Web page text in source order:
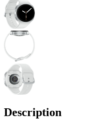
Description